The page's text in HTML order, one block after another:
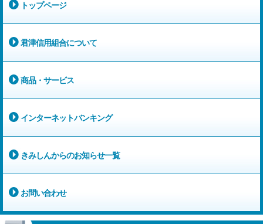
トップページ
君津信用組合について
商品・サービス
インターネットバンキング
きみしんからのお知らせ一覧
お問い合わせ